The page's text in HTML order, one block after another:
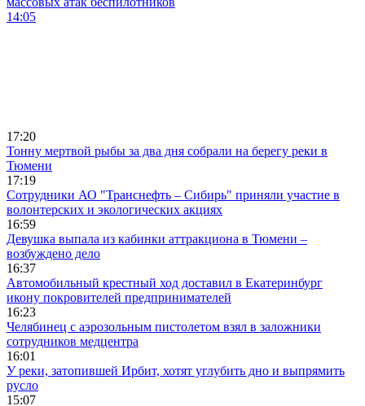
14:05
17:20
Тонну мертвой рыбы за два дня собрали на берегу реки в
Тюмени
17:19
Сотрудники АО "Транснефть – Сибирь" приняли участие в
волонтерских и экологических акциях
16:59
Девушка выпала из кабинки аттракциона в Тюмени –
возбуждено дело
16:37
Автомобильный крестный ход доставил в Екатеринбург
икону покровителей предпринимателей
16:23
Челябинец с аэрозольным пистолетом взял в заложники
сотрудников медцентра
16:01
У реки, затопившей Ирбит, хотят углубить дно и выпрямить
русло
15:07